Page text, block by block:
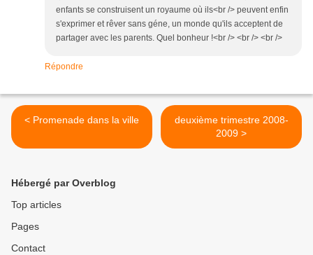
enfants se construisent un royaume où ils<br /> peuvent enfin
s'exprimer et rêver sans géne, un monde qu'ils acceptent de
partager avec les parents. Quel bonheur !<br /> <br /> <br />
Répondre
< Promenade dans la ville
deuxième trimestre 2008-
2009 >
Hébergé par Overblog
Top articles
Pages
Contact